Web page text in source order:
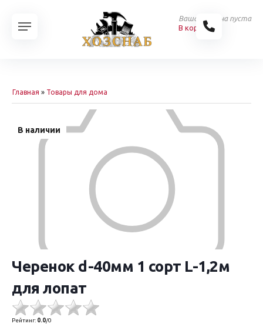
Ваша корзина пуста
В корзину
Главная » Товары для дома
В наличии
Черенок d-40мм 1 сорт L-1,2м
для лопат
Рейтинг: 0.0/0